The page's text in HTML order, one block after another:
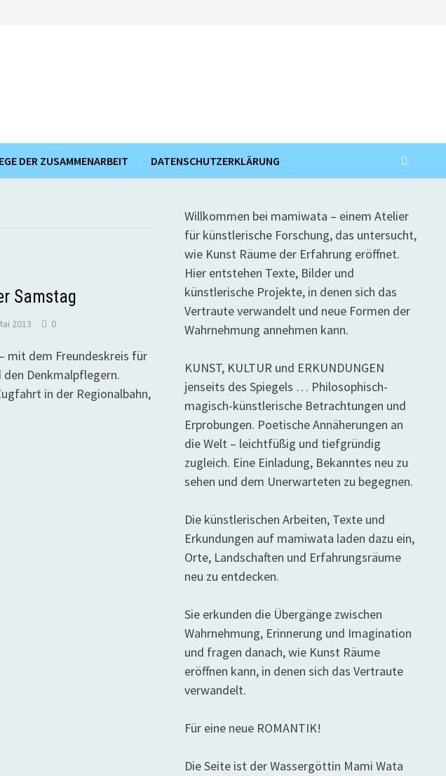
DER ZUSAMMENARBEIT DATENSCHUTZERKLÄRUNG
Samstag
2013 0
mit dem Freundeskreis für
den Denkmalpflegern.
in der Regionalbahn,
Willkommen bei mamiwata – einem Atelier
für künstlerische Forschung, das untersucht,
wie Kunst Räume der Erfahrung eröffnet.
Hier entstehen Texte, Bilder und
künstlerische Projekte, in denen sich das
Vertraute verwandelt und neue Formen der
Wahrnehmung annehmen kann.
KUNST, KULTUR und ERKUNDUNGEN
jenseits des Spiegels … Philosophisch-
magisch-künstlerische Betrachtungen und
Erprobungen. Poetische Annäherungen an
die Welt – leichtfüßig und tiefgründig
zugleich. Eine Einladung, Bekanntes neu zu
sehen und dem Unerwarteten zu begegnen.
Die künstlerischen Arbeiten, Texte und
Erkundungen auf mamiwata laden dazu ein,
Orte, Landschaften und Erfahrungsräume
neu zu entdecken.
Sie erkunden die Übergänge zwischen
Wahrnehmung, Erinnerung und Imagination
und fragen danach, wie Kunst Räume
eröffnen kann, in denen sich das Vertraute
verwandelt.
Für eine neue ROMANTIK!
Die Seite ist der Wassergöttin Mami Wata